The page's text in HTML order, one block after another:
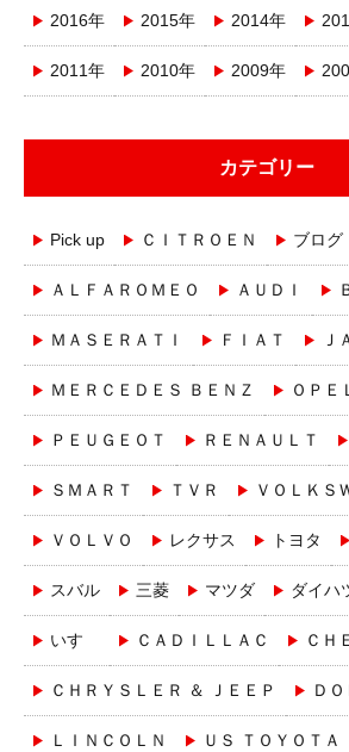
2016年 2015年 2014年
2011年 2010年 2009年
カテゴリー
Pick up ＣＩＴＲＯＥＮ ブログ
ＡＬＦＡＲＯＭＥＯ ＡＵＤＩ
ＭＡＳＥＲＡＴＩ ＦＩＡＴ Ｊ
ＭＥＲＣＥＤＥＳ ＢＥＮＺ ＯＰＥＬ
ＰＥＵＧＥＯＴ ＲＥＮＡＵＬＴ
ＳＭＡＲＴ ＴＶＲ ＶＯＬＫＳ
ＶＯＬＶＯ レクサス トヨタ
スバル 三菱 マツダ ダイハ
いすゞ ＣＡＤＩＬＬＡＣ ＣＨ
ＣＨＲＹＳＬＥＲ ＆ ＪＥＥＰ Ｄ
ＬＩＮＣＯＬＮ ＵＳ ＴＯＹＯＴＡ